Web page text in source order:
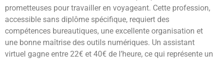
prometteuses pour travailler en voyageant. Cette profession,
accessible sans diplôme spécifique, requiert des
compétences bureautiques, une excellente organisation et
une bonne maîtrise des outils numériques. Un assistant
virtuel gagne entre 22€ et 40€ de l’heure, ce qui représente un